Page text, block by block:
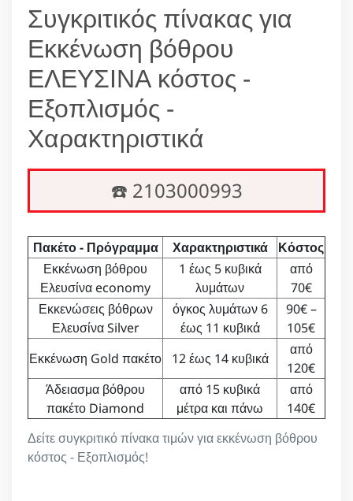
Συγκριτικός πίνακας για
Εκκένωση βόθρου
ΕΛΕΥΣΙΝΑ κόστος -
Εξοπλισμός -
Χαρακτηριστικά
☎️ 2103000993
Δείτε συγκριτικό πίνακα τιμών για εκκένωση βόθρου
κόστος - Εξοπλισμός!
Πακέτο - Πρόγραμμα Χαρακτηριστικά
Κόστος
Εκκένωση βόθρου
Ελευσίνα economy
1 έως 5 κυβικά
λυμάτων
από
70€
Εκκενώσεις βόθρων
Ελευσίνα Silver
όγκος λυμάτων 6
έως 11 κυβικά
90€ –
105€
Εκκένωση Gold πακέτο
12 έως 14 κυβικά
από
120€
Άδειασμα βόθρου
πακέτο Diamond
από 15 κυβικά
μέτρα και πάνω
από
140€